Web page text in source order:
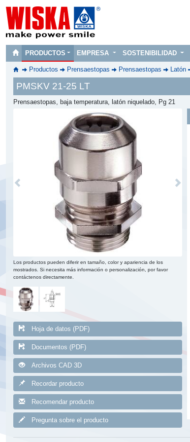
PRODUCTOS EMPRESA SOSTENIBILIDAD
Productos Prensaestopas Prensaestopas Latón
PMSKV 21-25 LT
Prensaestopas, baja temperatura, latón niquelado, Pg 21
Previous Next
Los productos pueden diferir en tamaño, color y apariencia de los
mostrados. Si necesita más información o personalización, por favor
contáctenos directamente.
Hoja de datos (PDF)
Documentos (PDF)
Archivos CAD 3D
Recordar producto
Recomendar producto
Pregunta sobre el producto